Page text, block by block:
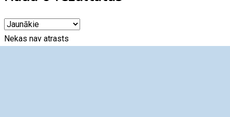
Nekas nav atrasts